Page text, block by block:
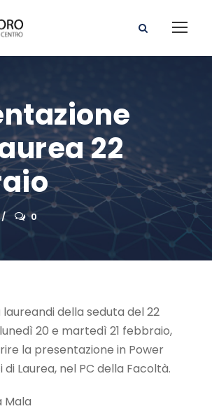
22
0
laureandi della seduta del 22
20 e martedì 21 febbraio,
la presentazione in Power
Laurea, nel PC della Facoltà.
Mala